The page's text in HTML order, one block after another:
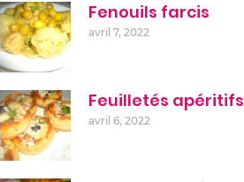
Fenouils farcis
avril 7, 2022
Feuilletés apéritifs
avril 6, 2022